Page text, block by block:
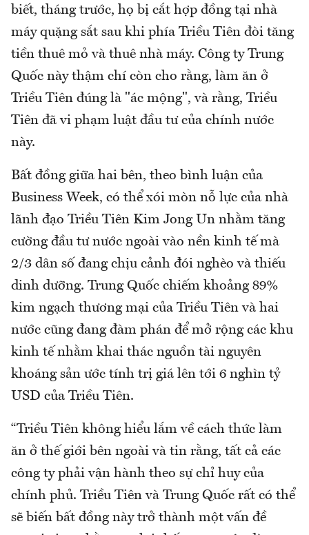
biết, tháng trước, họ bị cắt hợp đồng tại nhà
máy quặng sắt sau khi phía Triều Tiên đòi tăng
tiền thuê mỏ và thuê nhà máy. Công ty Trung
Quốc này thậm chí còn cho rằng, làm ăn ở
Triều Tiên đúng là "ác mộng", và rằng, Triều
Tiên đã vi phạm luật đầu tư của chính nước
này.
Bất đồng giữa hai bên, theo bình luận của
Business Week, có thể xói mòn nỗ lực của nhà
lãnh đạo Triều Tiên Kim Jong Un nhằm tăng
cường đầu tư nước ngoài vào nền kinh tế mà
2/3 dân số đang chịu cảnh đói nghèo và thiếu
dinh dưỡng. Trung Quốc chiếm khoảng 89%
kim ngạch thương mại của Triều Tiên và hai
nước cũng đang đàm phán để mở rộng các khu
kinh tế nhằm khai thác nguồn tài nguyên
khoáng sản ước tính trị giá lên tới 6 nghìn tỷ
USD của Triều Tiên.
“Triều Tiên không hiểu lắm về cách thức làm
ăn ở thế giới bên ngoài và tin rằng, tất cả các
công ty phải vận hành theo sự chỉ huy của
chính phủ. Triều Tiên và Trung Quốc rất có thể
sẽ biến bất đồng này trở thành một vấn đề